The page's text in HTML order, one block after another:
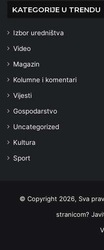
KATEGORIJE U TRENDU
Izbor uredništva
Video
Magazin
Kolumne i komentari
Vijesti
Gospodarstvo
Uncategorized
Kultura
Sport
© Copyright 2026, Sva
stranicom?